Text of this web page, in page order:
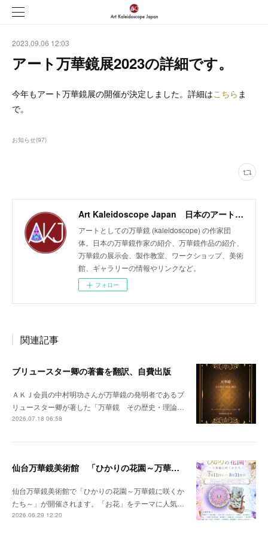
2023.09.06 12:03
アート万華鏡展2023の詳細です。
今年もアート万華鏡展の開催が決定しました。詳細はこちら ま
で。
お知らせ(97)
Art Kaleidoscope Japan 日本のアート万華鏡の作家団体
アートとしての万華鏡 (kaleidoscope) の作家団
体。日本の万華鏡作家の紹介、万華鏡作品の紹介、
万華鏡の展示会、製作教室、ワークショップ、美術
館、ギャラリーの情報やリンクなど。
フォロー
関連記事
ブリュースター卿の著書を翻訳、自費出版
ＡＫＪ会員の中村明功さんが万華鏡の発明者であるブ
リュースター卿が著した「万華鏡 その歴史・理論…
2026.07.18 06:58
仙台万華鏡美術館 「ひかりの花園～万華鏡に咲くかたち～」開催のお知らせ
仙台万華鏡美術館で「ひかりの花園～万華鏡に咲くか
たち～」が開催されます。「お花」をテーマに人気…
2026.06.29 12:20